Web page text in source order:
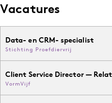
Vacatures
Data- en CRM- specialist
Stichting Proefdiervrij
Client Service Director —
VormVijf